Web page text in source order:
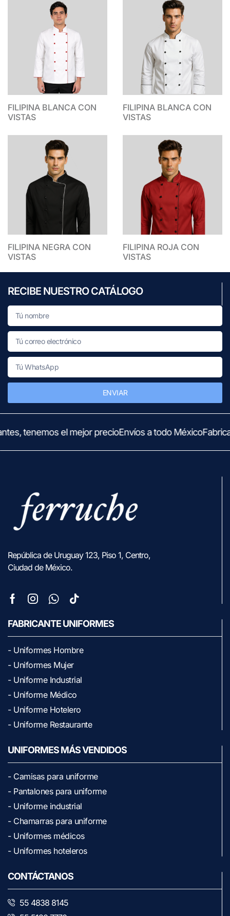
FILIPINA BLANCA CON
VISTAS
FILIPINA BLANCA CON
VISTAS
FILIPINA NEGRA CON
VISTAS
FILIPINA ROJA CON
VISTAS
RECIBE NUESTRO CATÁLOGO
ENVIAR
tenemos el mejor precioEnvíos a todo México
República de Uruguay 123, Piso 1, Centro,
Ciudad de México.
FABRICANTE UNIFORMES
- Uniformes Hombre
- Uniformes Mujer
- Uniforme Industrial
- Uniforme Médico
- Uniforme Hotelero
- Uniforme Restaurante
UNIFORMES MÁS VENDIDOS
- Camisas para uniforme
- Pantalones para uniforme
- Uniforme industrial
- Chamarras para uniforme
- Uniformes médicos
- Uniformes hoteleros
CONTÁCTANOS
55 4838 8145